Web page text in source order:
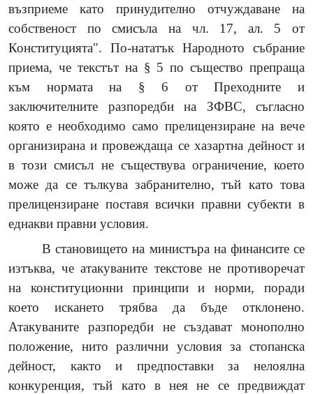
възприеме като принудително отчуждаване на
собственост по смисъла на чл. 17, ал. 5 от
Конституцията". По-нататък Народното събрание
приема, че текстът на § 5 по същество препраща
към нормата на § 6 от Преходните и
заключителните разпоредби на ЗФВС, съгласно
която е необходимо само прелицензиране на вече
организирана и провеждаща се хазартна дейност и
в този смисъл не съществува ограничение, което
може да се тълкува забранително, тъй като това
прелицензиране поставя всички правни субекти в
еднакви правни условия.
В становището на министъра на финансите се
изтъква, че атакуваните текстове не противоречат
на конституционни принципи и норми, поради
което искането трябва да бъде отклонено.
Атакуваните разпоредби не създават монополно
положение, нито различни условия за стопанска
дейност, както и предпоставки за нелоялна
конкуренция, тъй като в нея не се предвиждат